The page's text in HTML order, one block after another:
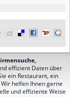
effizient Daten über
ein Restaurant, ein
helfen Ihnen gerne
und effiziente Weise